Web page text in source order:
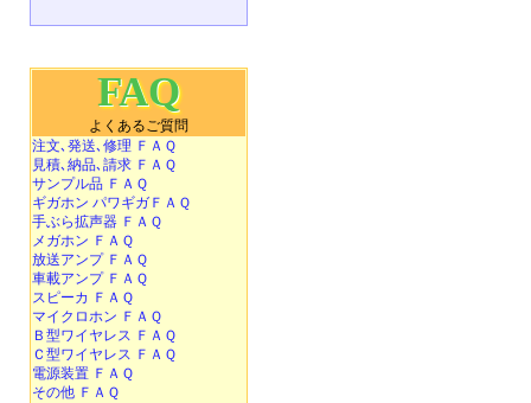
FAQ
よくあるご質問
注文､発送､修理 ＦＡＱ
見積､納品､請求 ＦＡＱ
サンプル品 ＦＡＱ
ギガホン パワギガＦＡＱ
手ぶら拡声器 ＦＡＱ
メガホン ＦＡＱ
放送アンプ ＦＡＱ
車載アンプ ＦＡＱ
スピーカ ＦＡＱ
マイクロホン ＦＡＱ
Ｂ型ワイヤレス ＦＡＱ
Ｃ型ワイヤレス ＦＡＱ
電源装置 ＦＡＱ
その他 ＦＡＱ